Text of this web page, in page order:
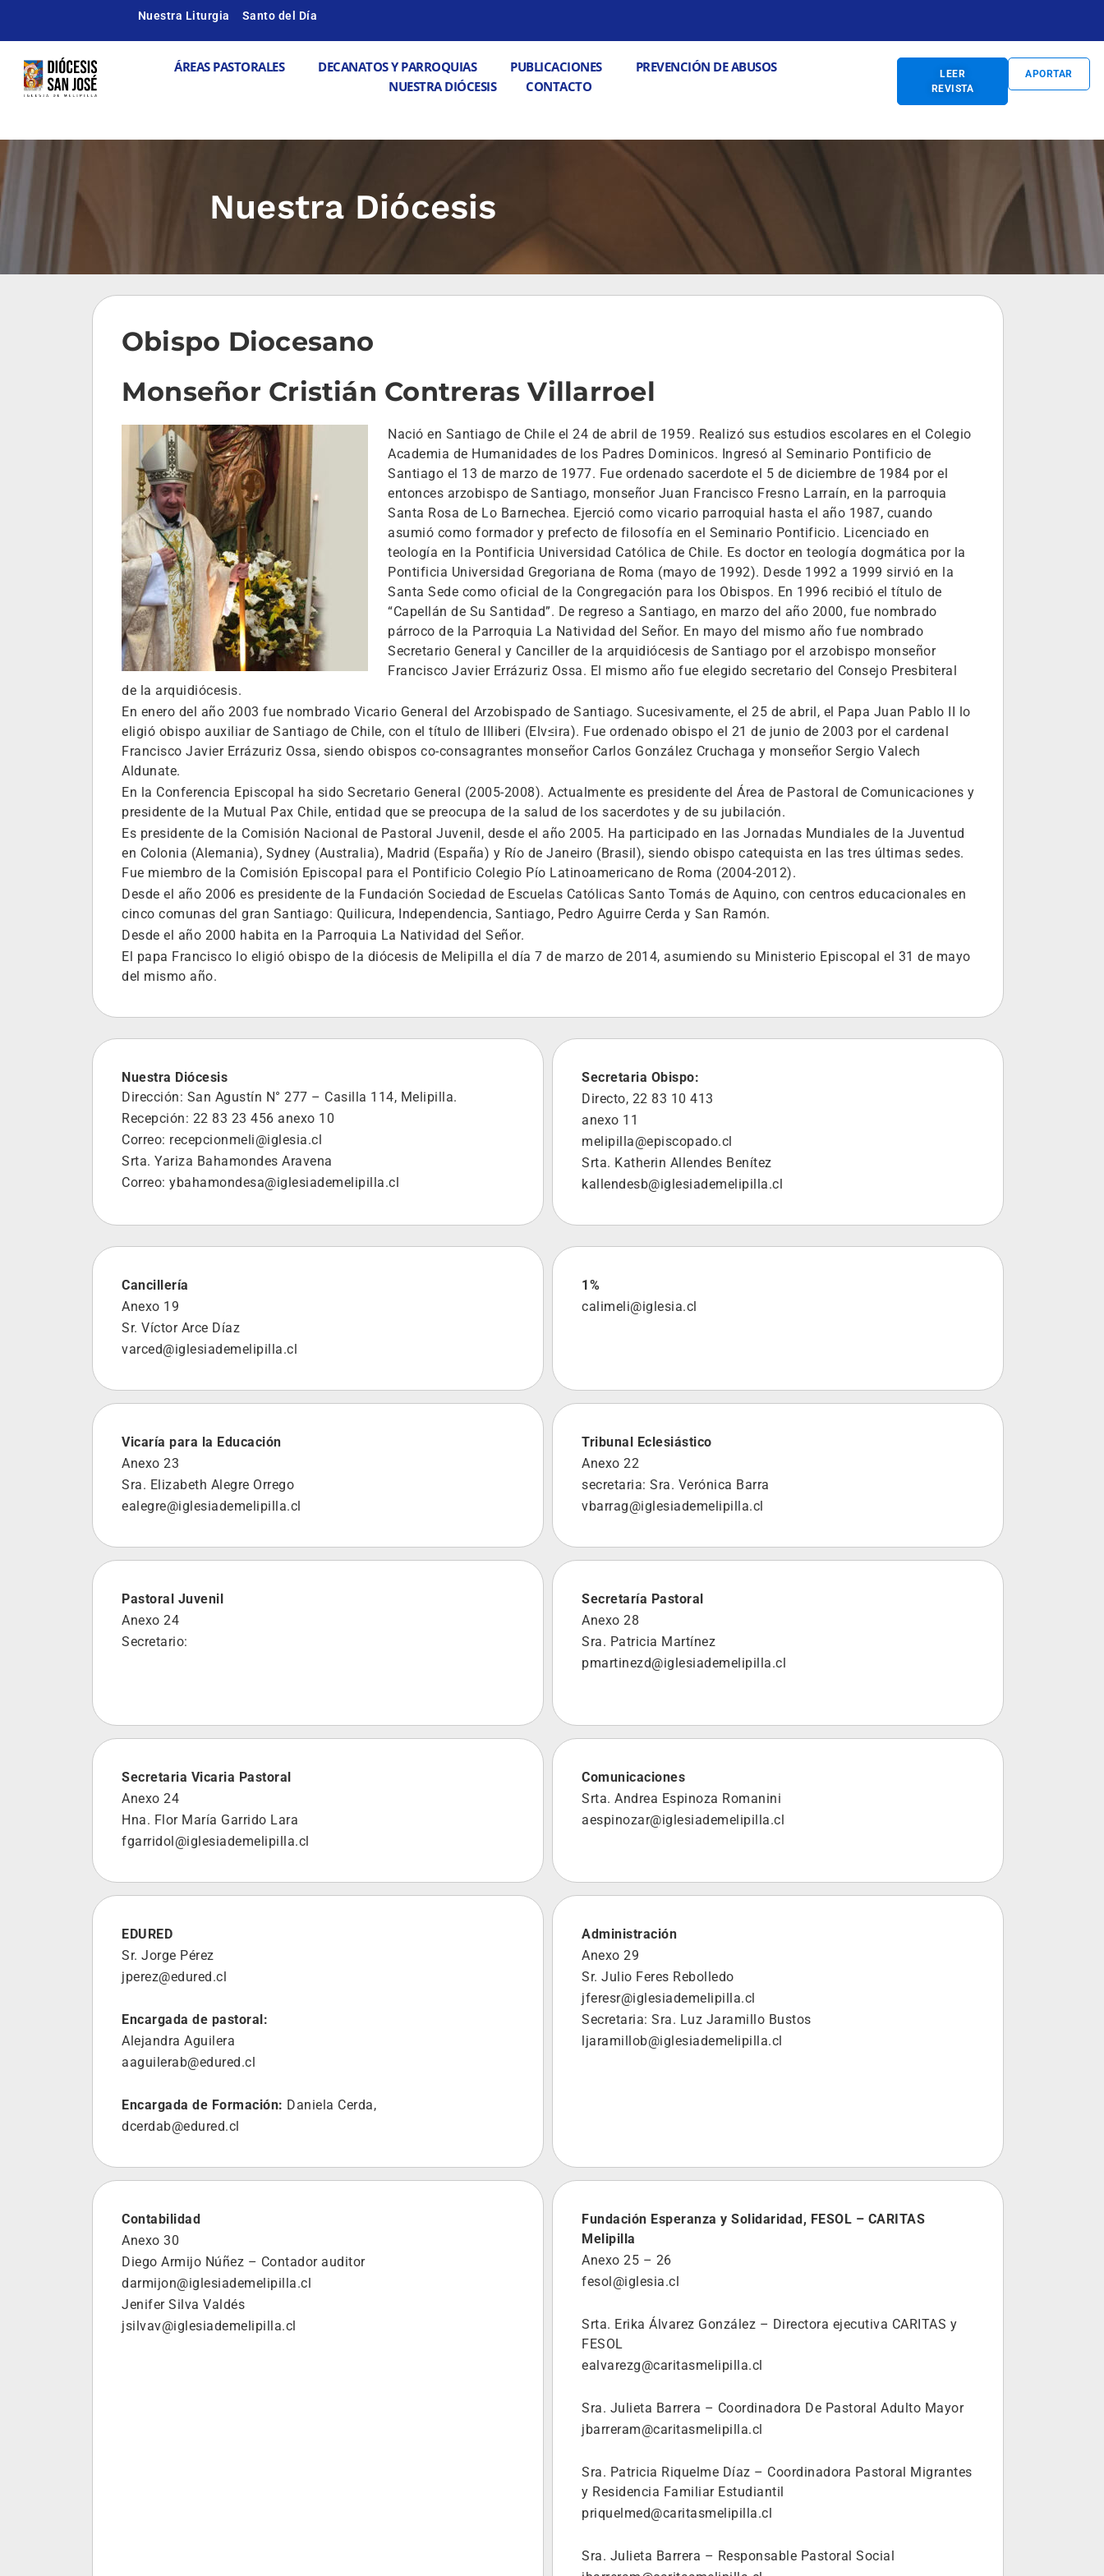
Nuestra Liturgia Santo del Día
ÁREAS PASTORALES Abrir ÁREAS PASTORALES
DECANATOS Y PARROQUIAS Abrir DECANATOS Y PARROQUIAS
PUBLICACIONES Abrir PUBLICACIONES
PREVENCIÓN DE ABUSOS
Abrir PREVENCIÓN DE ABUSOS
NUESTRA DIÓCESIS
CONTACTO
LEER
REVISTA
APORTAR
Nuestra Diócesis
Obispo Diocesano
Monseñor Cristián Contreras Villarroel
Nació en Santiago de Chile el 24 de abril de 1959. Realizó sus estudios escolares en el Colegio
Academia de Humanidades de los Padres Dominicos. Ingresó al Seminario Pontificio de
Santiago el 13 de marzo de 1977. Fue ordenado sacerdote el 5 de diciembre de 1984 por el
entonces arzobispo de Santiago, monseñor Juan Francisco Fresno Larraín, en la parroquia
Santa Rosa de Lo Barnechea. Ejerció como vicario parroquial hasta el año 1987, cuando
asumió como formador y prefecto de filosofía en el Seminario Pontificio. Licenciado en
teología en la Pontificia Universidad Católica de Chile. Es doctor en teología dogmática por la
Pontificia Universidad Gregoriana de Roma (mayo de 1992). Desde 1992 a 1999 sirvió en la
Santa Sede como oficial de la Congregación para los Obispos. En 1996 recibió el título de
“Capellán de Su Santidad”. De regreso a Santiago, en marzo del año 2000, fue nombrado
párroco de la Parroquia La Natividad del Señor. En mayo del mismo año fue nombrado
Secretario General y Canciller de la arquidiócesis de Santiago por el arzobispo monseñor
Francisco Javier Errázuriz Ossa. El mismo año fue elegido secretario del Consejo Presbiteral
de la arquidiócesis.
En enero del año 2003 fue nombrado Vicario General del Arzobispado de Santiago. Sucesivamente, el 25 de abril, el Papa Juan Pablo II lo
eligió obispo auxiliar de Santiago de Chile, con el título de Illiberi (Elv≤ira). Fue ordenado obispo el 21 de junio de 2003 por el cardenal
Francisco Javier Errázuriz Ossa, siendo obispos co-consagrantes monseñor Carlos González Cruchaga y monseñor Sergio Valech
Aldunate.
En la Conferencia Episcopal ha sido Secretario General (2005-2008). Actualmente es presidente del Área de Pastoral de Comunicaciones y
presidente de la Mutual Pax Chile, entidad que se preocupa de la salud de los sacerdotes y de su jubilación.
Es presidente de la Comisión Nacional de Pastoral Juvenil, desde el año 2005. Ha participado en las Jornadas Mundiales de la Juventud
en Colonia (Alemania), Sydney (Australia), Madrid (España) y Río de Janeiro (Brasil), siendo obispo catequista en las tres últimas sedes.
Fue miembro de la Comisión Episcopal para el Pontificio Colegio Pío Latinoamericano de Roma (2004-2012).
Desde el año 2006 es presidente de la Fundación Sociedad de Escuelas Católicas Santo Tomás de Aquino, con centros educacionales en
cinco comunas del gran Santiago: Quilicura, Independencia, Santiago, Pedro Aguirre Cerda y San Ramón.
Desde el año 2000 habita en la Parroquia La Natividad del Señor.
El papa Francisco lo eligió obispo de la diócesis de Melipilla el día 7 de marzo de 2014, asumiendo su Ministerio Episcopal el 31 de mayo
del mismo año.
Nuestra Diócesis
Dirección: San Agustín N° 277 – Casilla 114, Melipilla.
Recepción: 22 83 23 456 anexo 10
Correo: recepcionmeli@iglesia.cl
Srta. Yariza Bahamondes Aravena
Correo: ybahamondesa@iglesiademelipilla.cl
Secretaria Obispo:
Directo, 22 83 10 413
anexo 11
melipilla@episcopado.cl
Srta. Katherin Allendes Benítez
kallendesb@iglesiademelipilla.cl
Cancillería
Anexo 19
Sr. Víctor Arce Díaz
varced@iglesiademelipilla.cl
1%
calimeli@iglesia.cl
Vicaría para la Educación
Anexo 23
Sra. Elizabeth Alegre Orrego
ealegre@iglesiademelipilla.cl
Tribunal Eclesiástico
Anexo 22
secretaria: Sra. Verónica Barra
vbarrag@iglesiademelipilla.cl
Pastoral Juvenil
Anexo 24
Secretario:
Secretaría Pastoral
Anexo 28
Sra. Patricia Martínez
pmartinezd@iglesiademelipilla.cl
Secretaria Vicaria Pastoral
Anexo 24
Hna. Flor María Garrido Lara
fgarridol@iglesiademelipilla.cl
Comunicaciones
Srta. Andrea Espinoza Romanini
aespinozar@iglesiademelipilla.cl
EDURED
Sr. Jorge Pérez
jperez@edured.cl
Encargada de pastoral:
Alejandra Aguilera
aaguilerab@edured.cl
Encargada de Formación: Daniela Cerda,
dcerdab@edured.cl
Administración
Anexo 29
Sr. Julio Feres Rebolledo
jferesr@iglesiademelipilla.cl
Secretaria: Sra. Luz Jaramillo Bustos
ljaramillob@iglesiademelipilla.cl
Contabilidad
Anexo 30
Diego Armijo Núñez – Contador auditor
darmijon@iglesiademelipilla.cl
Jenifer Silva Valdés
jsilvav@iglesiademelipilla.cl
Fundación Esperanza y Solidaridad, FESOL – CARITAS
Melipilla
Anexo 25 – 26
fesol@iglesia.cl
Srta. Erika Álvarez González – Directora ejecutiva CARITAS y
FESOL
ealvarezg@caritasmelipilla.cl
Sra. Julieta Barrera – Coordinadora De Pastoral Adulto Mayor
jbarreram@caritasmelipilla.cl
Sra. Patricia Riquelme Díaz – Coordinadora Pastoral Migrantes
y Residencia Familiar Estudiantil
priquelmed@caritasmelipilla.cl
Sra. Julieta Barrera – Responsable Pastoral Social